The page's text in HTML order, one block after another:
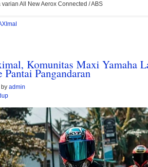
All New Aerox Connected / ABS
Komunitas Maxi Yamaha
Pantai Pangandaran
by admin